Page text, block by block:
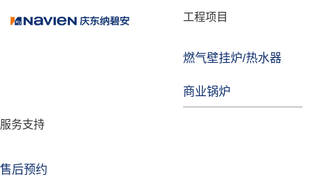
工程项目
燃气壁挂炉/热水器
商业锅炉
服务支持
售后预约
品牌故事
技术实力
企业动态